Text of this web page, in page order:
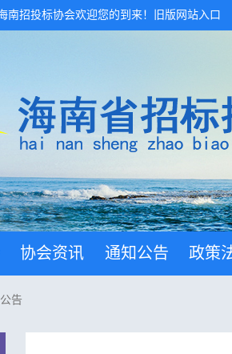
南招投标协会欢迎您的到来！ 旧版网站入口
协会资讯 通知公告 政策
告